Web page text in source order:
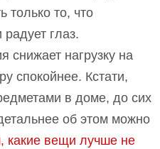
только то, что
глаз.
снижает нагрузку на
спокойнее. Кстати,
в доме, до сих
об этом можно
какие вещи лучше не